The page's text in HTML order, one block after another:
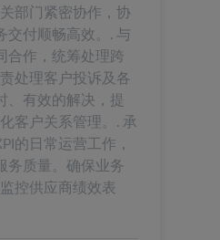
部门紧密协作，协
交付顺畅高效。. 与
合作，统筹处理跨
处理客户投诉及各
、有效的解决，提
客户关系管理。. 承
的日常运营工作，
务质量。确保业务
控供应商绩效表